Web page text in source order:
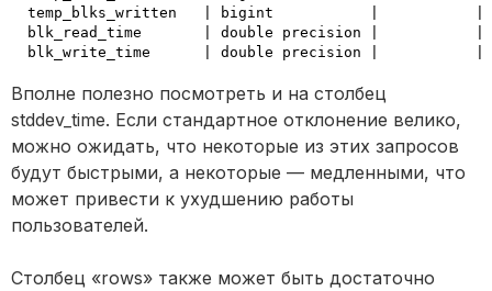
temp_blks_written   | bigint           |
blk_read_time       | double precision |
Вполне полезно посмотреть и на столбец
stddev_time. Если стандартное отклонение велико,
можно ожидать, что некоторые из этих запросов
будут быстрыми, а некоторые — медленными, что
может привести к ухудшению работы
пользователей.
Столбец «rows» также может быть достаточно